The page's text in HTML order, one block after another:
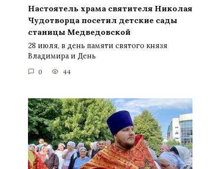
Настоятель храма святителя Николая
Чудотворца посетил детские сады
станицы Медведовской
28 июля, в день памяти святого князя
Владимира и День
0 44